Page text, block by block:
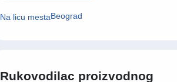
Na licu mestaBeograd
Rukovodilac proizvodnog